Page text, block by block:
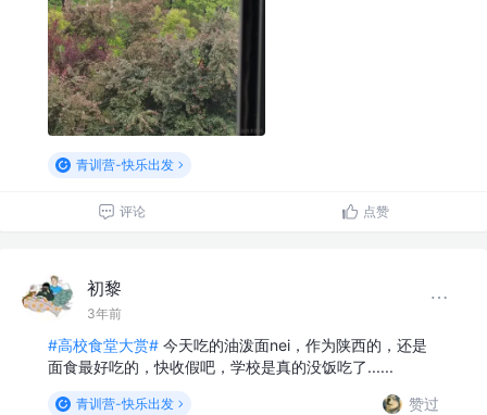
青训营-快乐出发
评论 点赞
初黎
3年前
#高校食堂大赏# 今天吃的油泼面nei，作为陕西的，还是
面食最好吃的，快收假吧，学校是真的没饭吃了......
青训营-快乐出发 赞过